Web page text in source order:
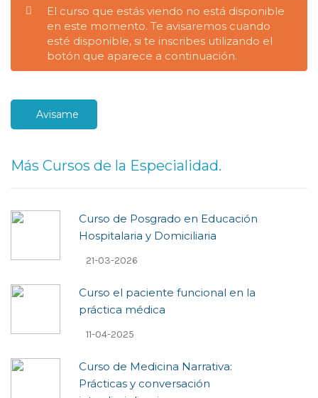
El curso que estás viendo no está disponible
en este momento. Te avisaremos cuando
esté disponible, si te inscribes utilizando el
botón que aparece a continuación.
Avisame
Más Cursos de la Especialidad.
Curso de Posgrado en Educación
Hospitalaria y Domiciliaria
21-03-2026
Curso el paciente funcional en la
práctica médica
11-04-2025
Curso de Medicina Narrativa:
Prácticas y conversación